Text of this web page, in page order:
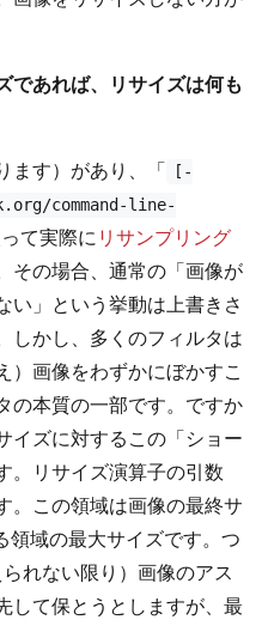
であれば、リサイズは何も
ます）があり、「
[-
command-line-
て実際に リサンプリング
その場合、通常の「画像が
い」という挙動は上書きさ
しかし、多くのフィルタは
）画像をわずかにぼかすこ
の本質の一部です。ですか
イズに対するこの「ショー
。リサイズ演算子の引数
。この領域は画像の最終サ
領域の最大サイズです。つ
れない限り）画像のアス
して保とうとしますが、最